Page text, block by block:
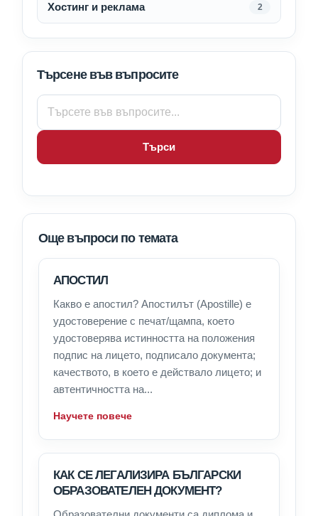
Хостинг и реклама 2
Търсене във въпросите
Търси
Още въпроси по темата
АПОСТИЛ
Какво е апостил? Апостилът (Apostille) е
удостоверение с печат/щампа, което
удостоверява истинността на положения
подпис на лицето, подписало документа;
качеството, в което е действало лицето; и
автентичността на...
Научете повече
КАК СЕ ЛЕГАЛИЗИРА БЪЛГАРСКИ
ОБРАЗОВАТЕЛЕН ДОКУМЕНТ?